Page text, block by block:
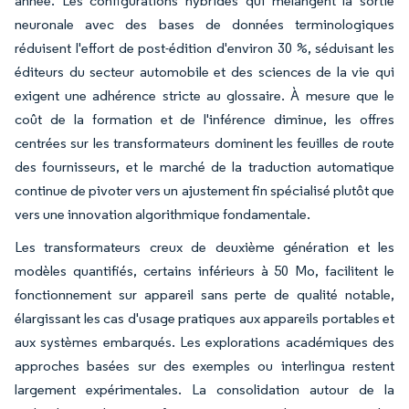
neuronale avec des bases de données terminologiques
réduisent l'effort de post-édition d'environ 30 %, séduisant les
éditeurs du secteur automobile et des sciences de la vie qui
exigent une adhérence stricte au glossaire. À mesure que le
coût de la formation et de l'inférence diminue, les offres
centrées sur les transformateurs dominent les feuilles de route
des fournisseurs, et le marché de la traduction automatique
continue de pivoter vers un ajustement fin spécialisé plutôt que
vers une innovation algorithmique fondamentale.
Les transformateurs creux de deuxième génération et les
modèles quantifiés, certains inférieurs à 50 Mo, facilitent le
fonctionnement sur appareil sans perte de qualité notable,
élargissant les cas d'usage pratiques aux appareils portables et
aux systèmes embarqués. Les explorations académiques des
approches basées sur des exemples ou interlingua restent
largement expérimentales. La consolidation autour de la